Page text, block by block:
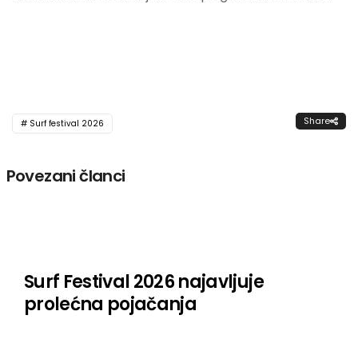
Surf festival 2026 Share
Povezani članci
Surf Festival 2026 najavljuje
prolećna pojačanja